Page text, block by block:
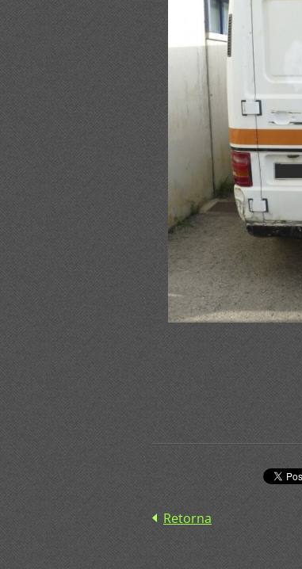
Retorna